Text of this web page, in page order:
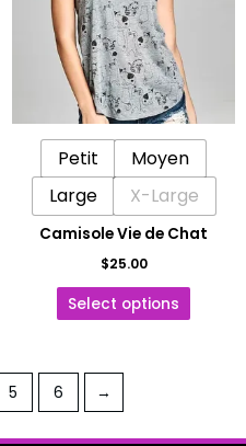
Petit
Moyen
Large
X-Large
Camisole Vie de Chat
$25.00
Select options
sur
la
page
produit
5 6 →